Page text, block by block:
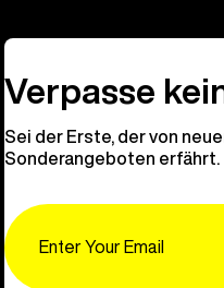
Verpasse
Sei der Erste, der von
Sonderangeboten erfährt.